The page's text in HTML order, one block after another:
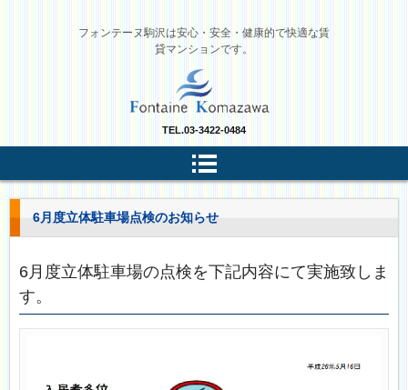
フォンテーヌ駒沢は安心・安全・健康的で快適な賃
貸マンションです。
TEL.03-3422-0484
6月度立体駐車場点検のお知らせ
6月度立体駐車場の点検を下記内容にて実施致しま
す。